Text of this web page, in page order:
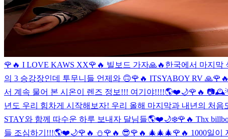
🌹🔥 I LOVE KAWS XX🌹🔥 빌보드 가자🙏🔥 한국에서 마지막
의 3 승강장인데 투무니들 언제와 🙃🌹🔥 ITSYABOY RV 🙏
서 계속 물어 본 시온이 렌즈 정보!!! 여기야!!!!🌎❤️🌙🌹🔥
년도 우리 힘차게 시작해보자! 우리 올해 마지막과 내년의 처
STAY와 함께 따수운 하루 보내자 달님들🌎❤️🌙❄️🌹🔥 Thx
들 조심하기!!!🌎❤️🌙🌹🔥 ⛄️🌹🔥 😎🌹🔥 🎄🎄🎄🌹🔥 1000일이